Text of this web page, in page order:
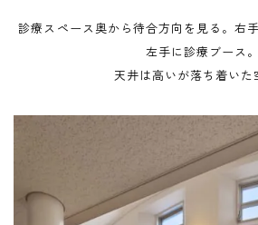
診療スペース奥から待合方向を見る。右
左手に診療ブース。
天井は高いが落ち着いた